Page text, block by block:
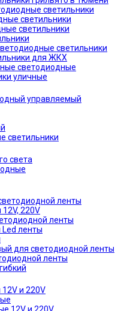
светильники
светильники
светильники
светильники
для ЖКХ
светодиодные
уличные
управляемый
светильники
света
ленты
220V
ленты
ленты
для светодиодной ленты
ленты
и 220V
12V и 220V